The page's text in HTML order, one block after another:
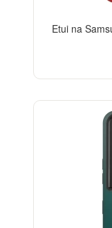
Etui na